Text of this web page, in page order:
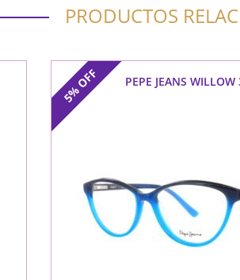
PRODUCTOS
5%
OFF PEPE JEANS